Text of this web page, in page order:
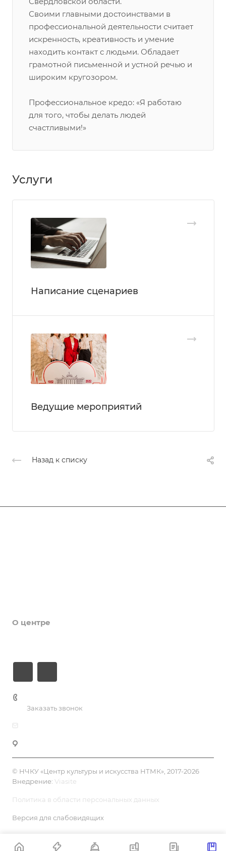
Своими главными достоинствами в
профессиональной деятельности считает
искренность, креативность и умение
находить контакт с людьми. Обладает
грамотной письменной и устной речью и
широким кругозором.
Профессиональное кредо: «Я работаю
для того, чтобы делать людей
счастливыми!»
Услуги
Написание сценариев
Ведущие мероприятий
Назад к списку
О центре
Заказать звонок
© НЧКУ «Центр культуры и искусства НТМК», 2017-2026
Внедрение: Viasite
Политика в области персональных данных
Версия для слабовидящих